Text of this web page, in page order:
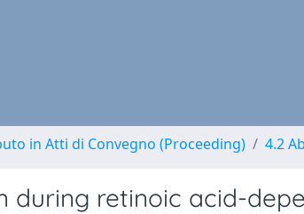
in Atti di Convegno (Proceeding) 4.2
during retinoic acid-